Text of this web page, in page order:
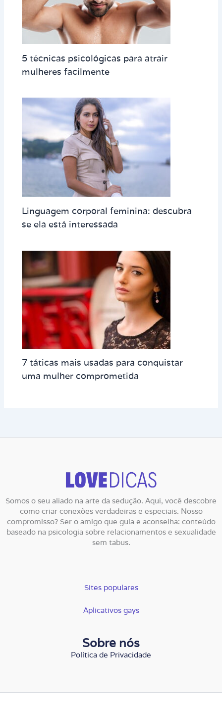
5 técnicas psicológicas para atrair
mulheres facilmente
Linguagem corporal feminina: descubra
se ela está interessada
7 táticas mais usadas para conquistar
uma mulher comprometida
Somos o seu aliado na arte da sedução. Aqui, você descobre
como criar conexões verdadeiras e especiais. Nosso
compromisso? Ser o amigo que guia e aconselha: conteúdo
baseado na psicologia sobre relacionamentos e sexualidade
sem tabus.
Sites populares
Aplicativos gays
Sobre nós
Política de Privacidade